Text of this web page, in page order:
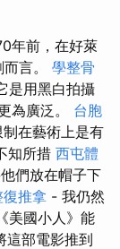
年前，在好萊
言。 學整骨
是用黑白拍攝
為廣泛。 台胞
在藝術上是有
知所措 西屯體
們放在帽子下
復推拿 - 我仍然
美國小人》能
這部電影推到